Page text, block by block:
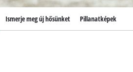
Ismerje meg új hősünket Pillanatképek